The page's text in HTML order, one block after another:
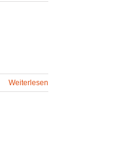
Weiterlesen